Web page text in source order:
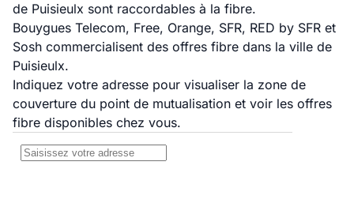
de Puisieulx sont raccordables à la fibre.
Bouygues Telecom, Free, Orange, SFR, RED by SFR et
Sosh commercialisent des offres fibre dans la ville de
Puisieulx.
Indiquez votre adresse pour visualiser la zone de
couverture du point de mutualisation et voir les offres
fibre disponibles chez vous.